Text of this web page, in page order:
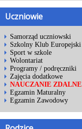
Uczniowie
Samorząd uczniowski
Szkolny Klub Europejski
Sport w szkole
Wolontariat
Programy / podręczniki
Zajęcia dodatkowe
NAUCZANIE ZDALNE
Egzamin Maturalny
Egzamin Zawodowy